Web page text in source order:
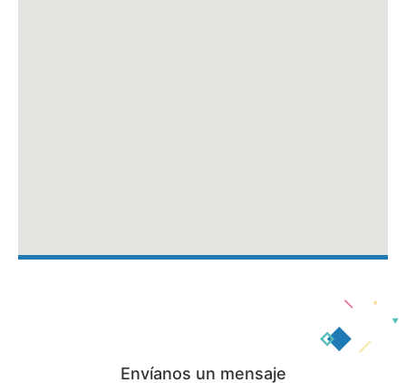
Envíanos un mensaje